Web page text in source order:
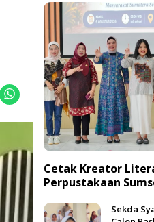
Cetak Kreator
Perpustakaan
Sekda